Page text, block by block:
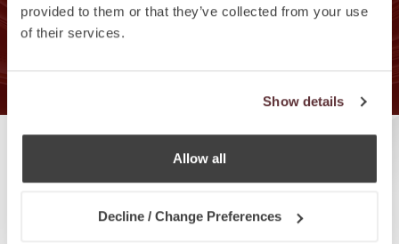
provided to them or that they’ve collected from your use
of their services.
Show details
Allow all
Decline / Change Preferences
ПРИОБРЕТЕНИЕ ВТОРОГО
ГРАЖДАНСТВА
Существуют разные способы приобретения